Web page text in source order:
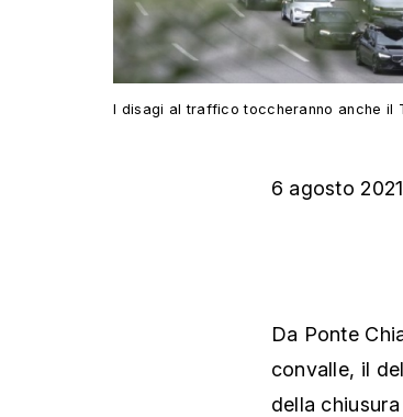
I disagi al traffico toccheranno anche il
6 agosto 2021
Da Ponte
convalle, il
della